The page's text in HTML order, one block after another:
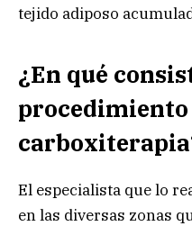
tejido adiposo
¿En qué
procedimiento
El especialista que lo
en las diversas zonas